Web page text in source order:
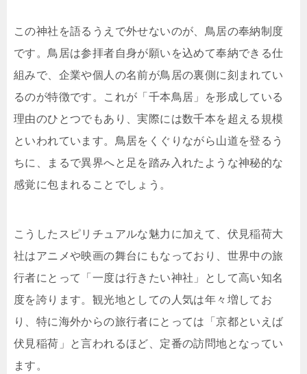
この神社を語るうえで外せないのが、鳥居の奉納制度
です。鳥居は参拝者自身が願いを込めて奉納できる仕
組みで、企業や個人の名前が鳥居の裏側に刻まれてい
るのが特徴です。これが「千本鳥居」を形成している
理由のひとつでもあり、実際には数千本を超える規模
といわれています。鳥居をくぐりながら山道を登るう
ちに、まるで異界へと足を踏み入れたような神秘的な
感覚に包まれることでしょう。
こうしたスピリチュアルな魅力に加えて、伏見稲荷大
社はアニメや映画の舞台にもなっており、世界中の旅
行者にとって「一度は行きたい神社」として高い知名
度を誇ります。観光地としての人気は年々増してお
り、特に海外からの旅行者にとっては「京都といえば
伏見稲荷」と言われるほど、定番の訪問地となってい
ます。